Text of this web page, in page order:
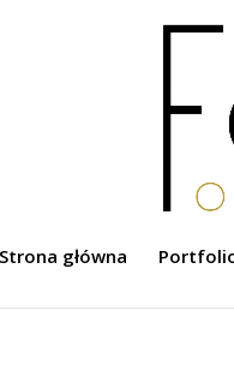
Strona główna